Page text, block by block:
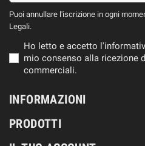
Puoi annullare l'iscrizione in ogni
Legali.
Ho letto e accetto
mio consenso alla ricezione
commerciali.
INFORMAZIONI
PRODOTTI